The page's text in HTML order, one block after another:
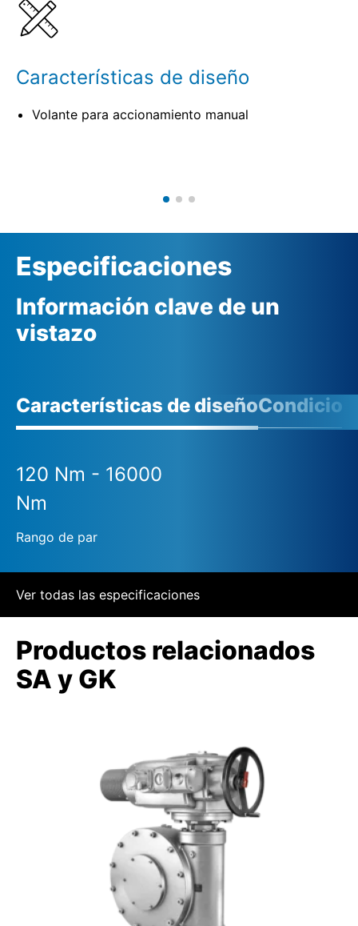
Productos relacionados
Características de diseño
Volante para accionamiento manual
Especificaciones
Información clave de un
vistazo
Características de diseño
120 Nm - 16000
Nm
Rango de par
Ver todas las especificaciones
Productos relacionados
SA y GK